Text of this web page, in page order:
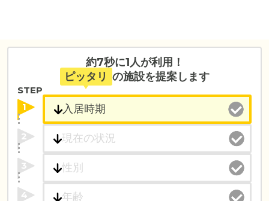
約7秒に1人が利用！
ピッタリ の施設を提案します
STEP
1
2
3
4